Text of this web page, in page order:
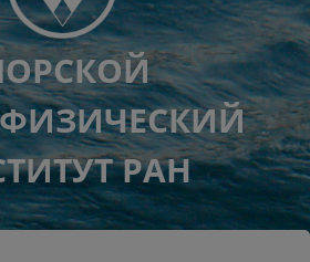
РАН